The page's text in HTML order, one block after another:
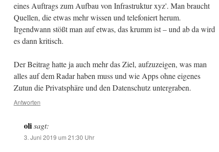
eines Auftrags zum Aufbau von Infrastruktur xyz'. Man braucht
Quellen, die etwas mehr wissen und telefoniert herum.
Irgendwann stößt man auf etwas, das krumm ist – und ab da wird
es dann kritisch.
Der Beitrag hatte ja auch mehr das Ziel, aufzuzeigen, was man
alles auf dem Radar haben muss und wie Apps ohne eigenes
Zutun die Privatsphäre und den Datenschutz untergraben.
Antworten
oli sagt:
3. Juni 2019 um 21:30 Uhr